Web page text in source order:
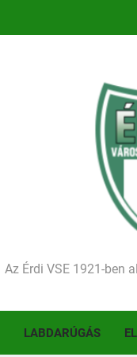
Az Érdi VSE 1921-ben
LABDARÚGÁS